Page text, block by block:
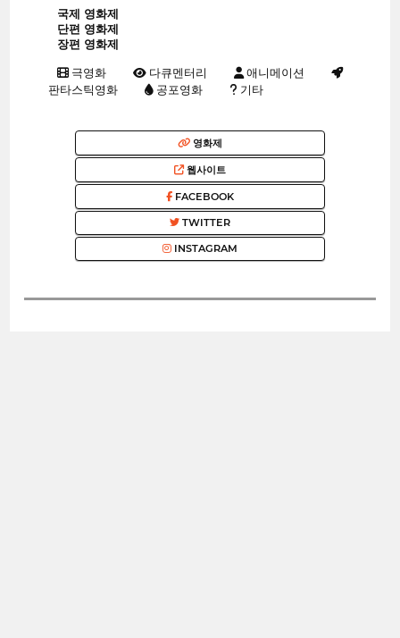
국제 영화제
단편 영화제
장편 영화제
극영화 다큐멘터리
애니메이션
판타스틱영화
공포영화 기타
영화제
웹사이트
FACEBOOK
TWITTER
INSTAGRAM